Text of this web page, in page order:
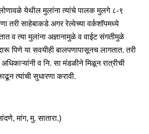
येथील मुलांना त्यांचे पालक मुलगे ८-९
तरी साहेबाकडे अगर रेल्वेच्या वर्कशॉपमध्ये
व त्या मुलांना अज्ञानामुळे व वाईट संगतीमुळे
पिणे या सवयीही बालपणापासूनच लागतात. तरी
व नि. सा मंडळीने मिळून रात्रीची
त्यांची सुधारणा करावी.
मांग, मु. सातारा.)